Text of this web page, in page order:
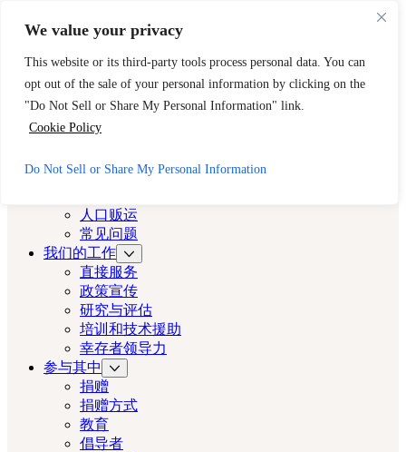
We value your privacy
This website or its third-party tools process personal data. You can
opt out of the sale of your personal information by clicking on the
"Do Not Sell or Share My Personal Information" link.
Cookie Policy
Do Not Sell or Share My Personal Information
888-key-2-free (888-539-2373)
快速出口
洛杉矶演员
洛杉矶演员
关于
人口贩运
常见问题
我们的工作
直接服务
政策宣传
研究与评估
培训和技术援助
幸存者领导力
参与其中
捐赠
捐赠方式
教育
倡导者